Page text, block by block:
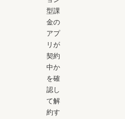
型課
金の
アプ
リが
契約
中か
を確
認し
て解
約す